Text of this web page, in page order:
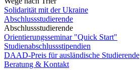
Solidarität mit der Ukraine
Abschlussstudierende
Abschlussstudierende
Orientierungsseminar "Quick Start"
Studienabschlussstipendien
DAAD-Preis für ausländische Studierende
Beratung & Kontakt